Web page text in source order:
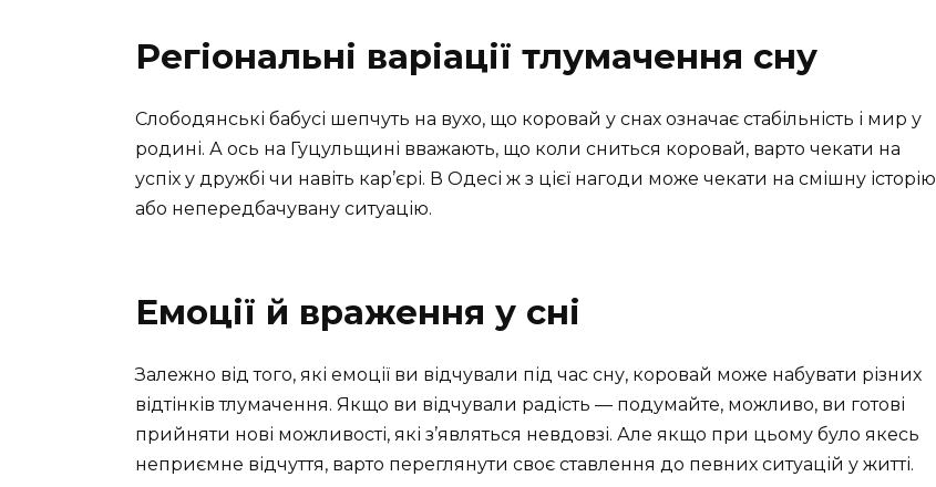
Регіональні варіації тлумачення сну
Слободянські бабусі шепчуть на вухо, що коровай у снах означає стабільність і мир у
родині. А ось на Гуцульщині вважають, що коли сниться коровай, варто чекати на
успіх у дружбі чи навіть кар’єрі. В Одесі ж з цієї нагоди може чекати на смішну історію
або непередбачувану ситуацію.
Емоції й враження у сні
Залежно від того, які емоції ви відчували під час сну, коровай може набувати різних
відтінків тлумачення. Якщо ви відчували радість — подумайте, можливо, ви готові
прийняти нові можливості, які з’являться невдовзі. Але якщо при цьому було якесь
неприємне відчуття, варто переглянути своє ставлення до певних ситуацій у житті.